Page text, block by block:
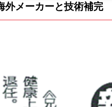
理事長挨拶
事業計画
技術委員会
品質委員会
ケティング委員会
総務委員会
青年部会
BCP推進WG
表彰者一覧
入会案内
メーカーと技術補完